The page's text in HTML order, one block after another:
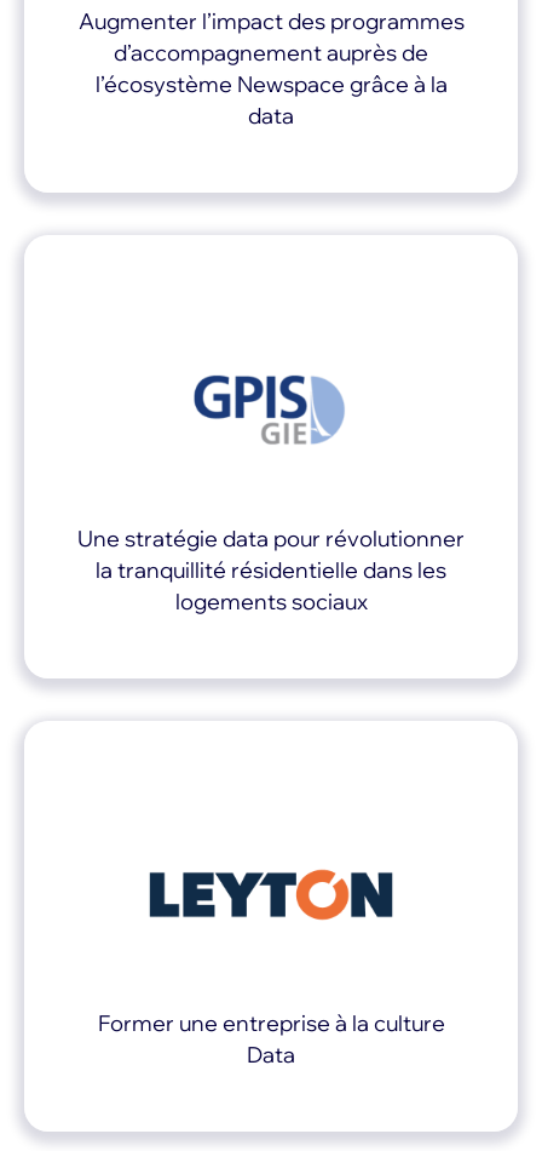
Augmenter l’impact des programmes
d’accompagnement auprès de
l’écosystème Newspace grâce à la
data
Une stratégie data pour révolutionner
la tranquillité résidentielle dans les
logements sociaux
Former une entreprise à la culture
Data